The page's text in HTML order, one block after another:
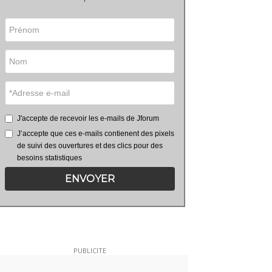
J'accepte de recevoir les e-mails de Jforum
J’accepte que ces e-mails contienent des pixels
de suivi des ouvertures et des clics pour des
besoins statistiques
ENVOYER